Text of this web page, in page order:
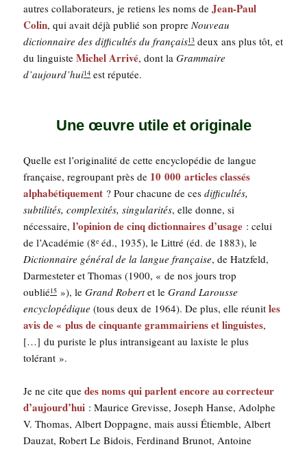
autres col­la­bo­ra­teurs, je retiens les noms deJean-Paul
Colin, qui avait déjà publié son propreNou­veau
dic­tion­naire des dif­fi­cul­tés du fran­çais13 deux ans plus tôt, et
du lin­guisteMichel Arri­vé, dont laGram­maire
d’aujourd’hui14 est réputée.
Une œuvre utile et originale
Quelle est l’o­ri­gi­na­li­té de cette ency­clo­pé­die de langue
fran­çaise, regrou­pant près de 10 000 articles clas­sés
alpha­bé­ti­que­ment ? Pour cha­cune de cesdif­fi­cul­tés,
sub­ti­li­tés, com­plexi­tés, sin­gu­la­ri­tés, elle donne, si
néces­saire,l’opinion de cinq dic­tion­naires d’u­sage : celui
de l’Académie (8e éd., 1935), le Lit­tré (éd. de 1883), le
Dic­tion­naire géné­ral de la langue fran­çaise, de Hatz­feld,
Dar­mes­te­ter et Tho­mas (1900, « de nos jours trop
oublié15 »), leGrand Robertet leGrand Larousse
ency­clo­pé­dique (tous deux de 1964). De plus, elle réunitles
avis de « plus de cin­quante gram­mai­riens et lin­guistes,
[…] du puriste le plus intran­si­geant au laxiste le plus
tolérant ».
Je ne cite quedes noms qui parlent encore au cor­rec­teur
d’aujourd’hui : Mau­rice Gre­visse, Joseph Hanse, Adolphe
V. Tho­mas, Albert Dop­pagne, mais aus­si Étiemble, Albert
Dau­zat, Robert Le Bidois, Fer­di­nand Bru­not, Antoine